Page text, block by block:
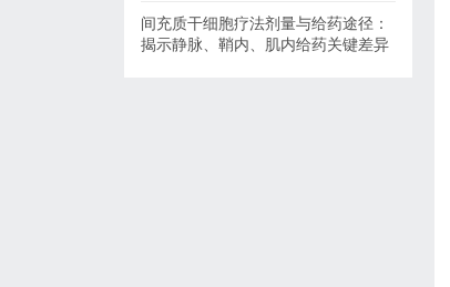
间充质干细胞疗法剂量与给药途径：
揭示静脉、鞘内、肌内给药关键差异